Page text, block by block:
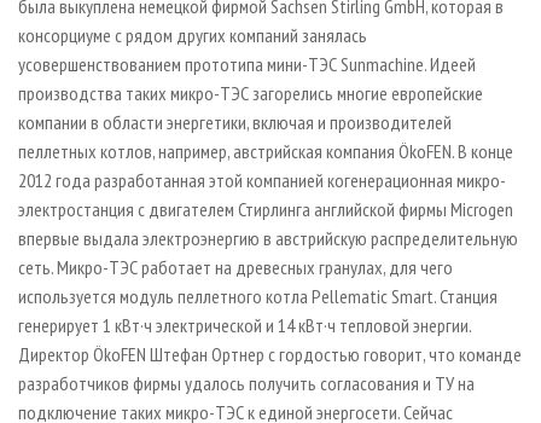
была выкуплена немецкой фирмой Sachsen Stirling GmbH, которая в
консорциуме с рядом других компаний занялась
усовершенствованием прототипа мини-ТЭС Sunmachine. Идеей
производства таких микро­-ТЭС загорелись многие европейские
компании в области энергетики, включая и производителей
пеллетных котлов, например, австрийская компания ÖkoFEN. В конце
2012 года разработанная этой компанией когенерационная микро­-
электростанция с двигателем Стирлинга английской фирмы Microgen
впервые выдала электроэнергию в австрийскую распределительную
сеть. Микро­-ТЭС работает на древесных гранулах, для чего
используется модуль пеллетного котла Pellematic Smart. Станция
генерирует 1 кВт·ч электрической и 14 кВт·ч тепловой энергии.
Директор ÖkoFEN Штефан Ортнер с гордостью говорит, что команде
разработчиков фирмы удалось получить согласования и ТУ на
подключение таких микро­-ТЭС к единой энергосети. Сейчас